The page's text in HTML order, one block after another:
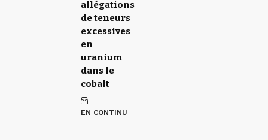
allégations
de teneurs
excessives
en
uranium
dans le
cobalt
EN CONTINU